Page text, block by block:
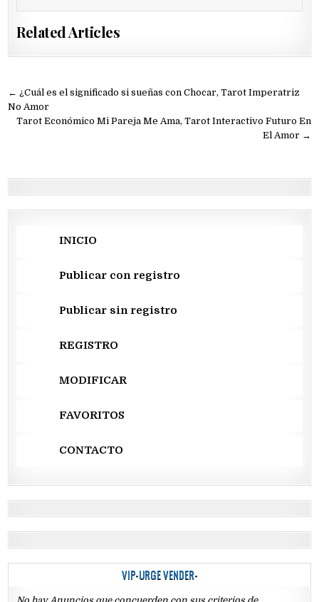
Related Articles
Navegación
de
← ¿Cuál es el significado si sueñas con Chocar, Tarot Imperatriz
No Amor
Tarot Económico Mi Pareja Me Ama, Tarot Interactivo Futuro En
El Amor →
INICIO
Publicar con registro
Publicar sin registro
REGISTRO
MODIFICAR
FAVORITOS
CONTACTO
VIP-URGE VENDER-
No hay Anuncios que concuerden con sus criterios de